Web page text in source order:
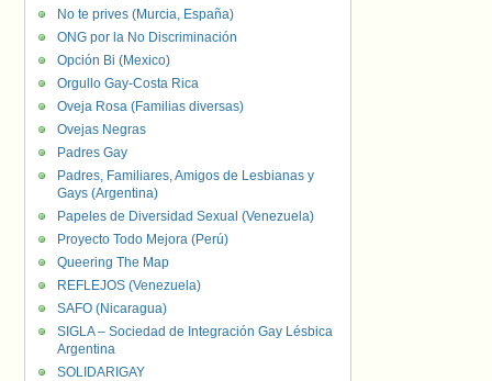
No te prives (Murcia, España)
ONG por la No Discriminación
Opción Bi (Mexico)
Orgullo Gay-Costa Rica
Oveja Rosa (Familias diversas)
Ovejas Negras
Padres Gay
Padres, Familiares, Amigos de Lesbianas y
Gays (Argentina)
Papeles de Diversidad Sexual (Venezuela)
Proyecto Todo Mejora (Perú)
Queering The Map
REFLEJOS (Venezuela)
SAFO (Nicaragua)
SIGLA – Sociedad de Integración Gay Lésbica
Argentina
SOLIDARIGAY